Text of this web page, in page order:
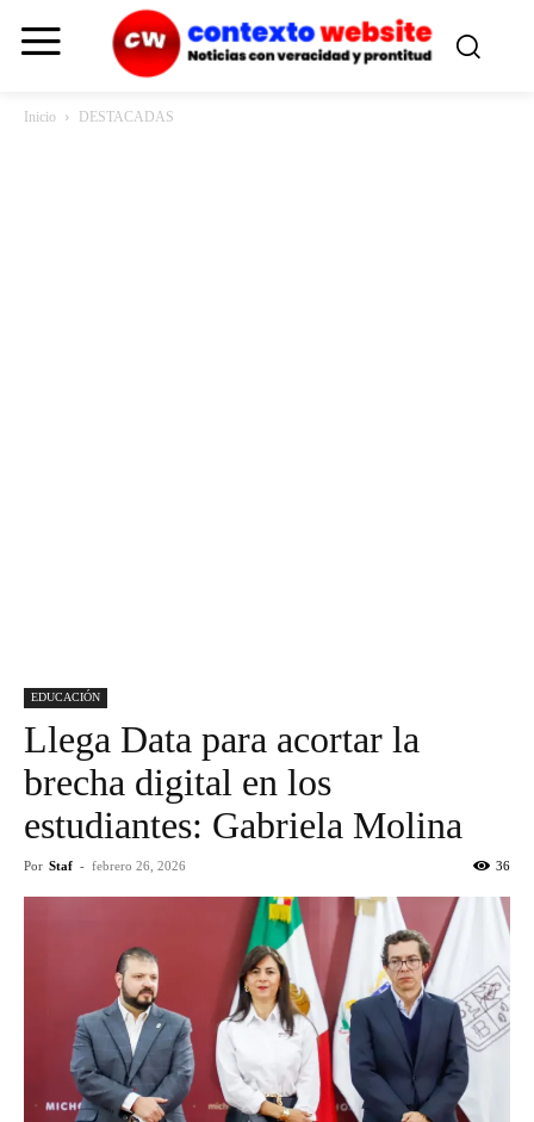
Inicio DESTACADAS
EDUCACIÓN
Llega Data para acortar la
brecha digital en los
estudiantes: Gabriela Molina
Por Staf - febrero 26, 2026 36